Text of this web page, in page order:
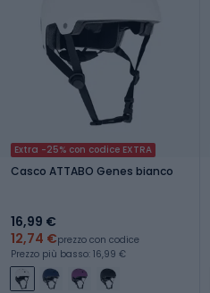
Extra -25% con codice EXTRA
Casco ATTABO Genes bianco
16,99 €
12,74 €prezzo con codice
Prezzo più basso: 16,99 €